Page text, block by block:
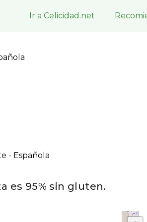
Ir a Celicidad.net
- Española
es 95% sin gluten.